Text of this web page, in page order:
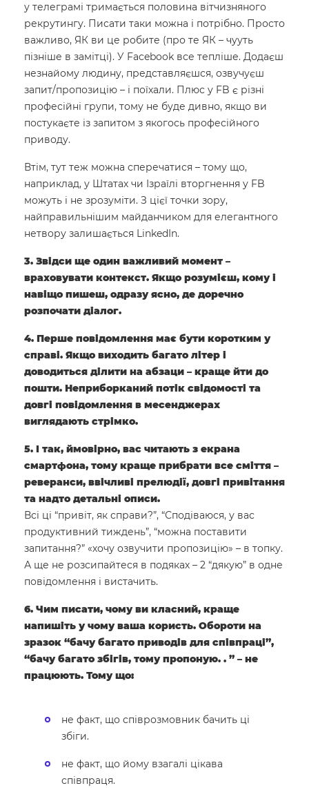
у телеграмі тримається половина вітчизняного
рекрутингу. Писати таки можна і потрібно. Просто
важливо, ЯК ви це робите (про те ЯК – чууть
пізніше в замітці). У Facebook все тепліше. Додаєш
незнайому людину, представляєшся, озвучуєш
запит/пропозицію – і поїхали. Плюс у FB є різні
професійні групи, тому не буде дивно, якщо ви
постукаєте із запитом з якогось професійного
приводу.
Втім, тут теж можна сперечатися – тому що,
наприклад, у Штатах чи Ізраїлі вторгнення у FB
можуть і не зрозуміти. З цієї точки зору,
найправильнішим майданчиком для елегантного
нетвору залишається LinkedIn.
3. Звідси ще один важливий момент –
враховувати контекст. Якщо розумієш, кому і
навіщо пишеш, одразу ясно, де доречно
розпочати діалог.
4. Перше повідомлення має бути коротким у
справі. Якщо виходить багато літер і
доводиться ділити на абзаци – краще йти до
пошти. Неприборканий потік свідомості та
довгі повідомлення в месенджерах
виглядають стрімко.
5. І так, ймовірно, вас читають з екрана
смартфона, тому краще прибрати все сміття –
реверанси, ввічливі прелюдії, довгі привітання
та надто детальні описи.
Всі ці “привіт, як справи?”, “Сподіваюся, у вас
продуктивний тиждень”, “можна поставити
запитання?” «хочу озвучити пропозицію» – в топку.
А ще не розсипайтеся в подяках – 2 “дякую” в одне
повідомлення і вистачить.
6. Чим писати, чому ви класний, краще
напишіть у чому ваша користь. Обороти на
зразок “бачу багато приводів для співпраці”,
“бачу багато збігів, тому пропоную. . ” – не
працюють. Тому що:
не факт, що співрозмовник бачить ці
збіги.
не факт, що йому взагалі цікава
співпраця.